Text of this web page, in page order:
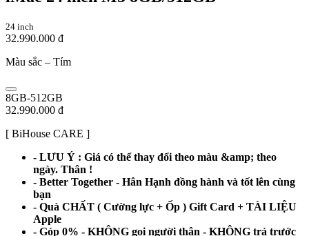
24 inch
32.990.000 đ
Màu sắc – Tím
8GB-512GB
32.990.000 đ
[ BiHouse CARE ]
- LƯU Ý : Giá có thể thay đổi theo màu &amp; theo
ngày. Thân !
- Better Together - Hân Hạnh đồng hành và tốt lên cùng
bạn
- Quà CHẤT ( Cường lực + Ốp ) Gift Card + TÀI LIỆU
Apple
- Góp 0% - KHÔNG gọi người thân - KHÔNG trả trước